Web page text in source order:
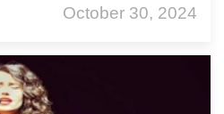
October 30, 2024